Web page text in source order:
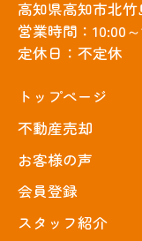
高知県高知市北竹
営業時間：10:00～
定休日：不定休
トップぺージ
不動産売却
お客様の声
会員登録
スタッフ紹介